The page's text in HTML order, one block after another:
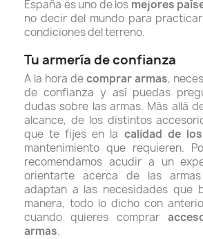
España es uno de los mejores
no decir del mundo para
condiciones del terreno.
Tu armería de confianza
A la hora decomprar armas,
de confianza y así puedas
dudas sobre las armas. Más allá
alcance, de los distintos
que te fijes en la calidad de
mantenimiento que requieren.
recomendamos acudir a un
orientarte acerca de las
adaptan a las necesidades que
manera, todo lo dicho con
cuando quieres comprar
armas.